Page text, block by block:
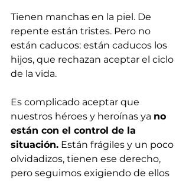
Tienen manchas en la piel. De
repente están tristes. Pero no
están caducos: están caducos los
hijos, que rechazan aceptar el ciclo
de la vida.
Es complicado aceptar que
nuestros héroes y heroínas ya no
están con el control de la
situación. Están frágiles y un poco
olvidadizos, tienen ese derecho,
pero seguimos exigiendo de ellos